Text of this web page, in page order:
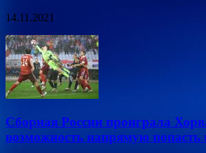
14.11.2021
Сборная России проиграла
возможность напрямую